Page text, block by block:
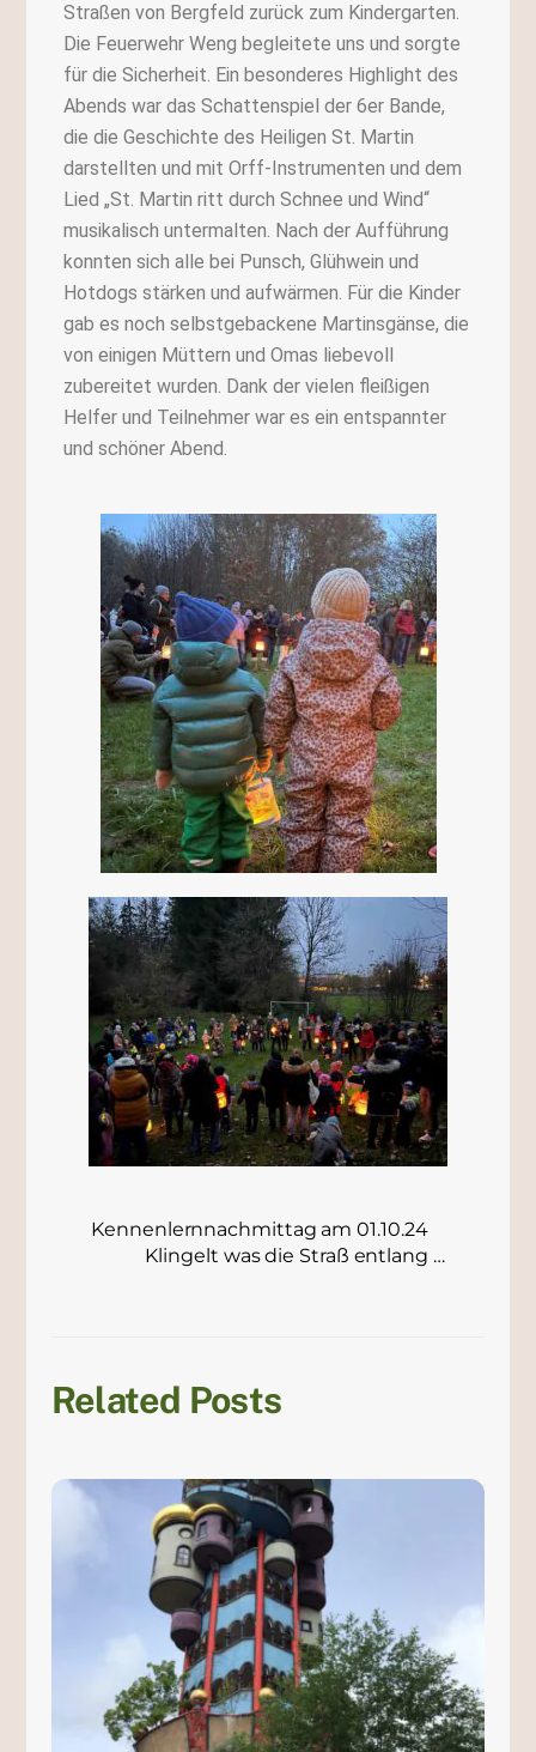
Straßen von Bergfeld zurück zum Kindergarten.
Die Feuerwehr Weng begleitete uns und sorgte
für die Sicherheit. Ein besonderes Highlight des
Abends war das Schattenspiel der 6er Bande,
die die Geschichte des Heiligen St. Martin
darstellten und mit Orff-Instrumenten und dem
Lied „St. Martin ritt durch Schnee und Wind“
musikalisch untermalten. Nach der Aufführung
konnten sich alle bei Punsch, Glühwein und
Hotdogs stärken und aufwärmen. Für die Kinder
gab es noch selbstgebackene Martinsgänse, die
von einigen Müttern und Omas liebevoll
zubereitet wurden. Dank der vielen fleißigen
Helfer und Teilnehmer war es ein entspannter
und schöner Abend.
Kennenlernnachmittag am 01.10.24
Klingelt was die Straß entlang …
Related Posts